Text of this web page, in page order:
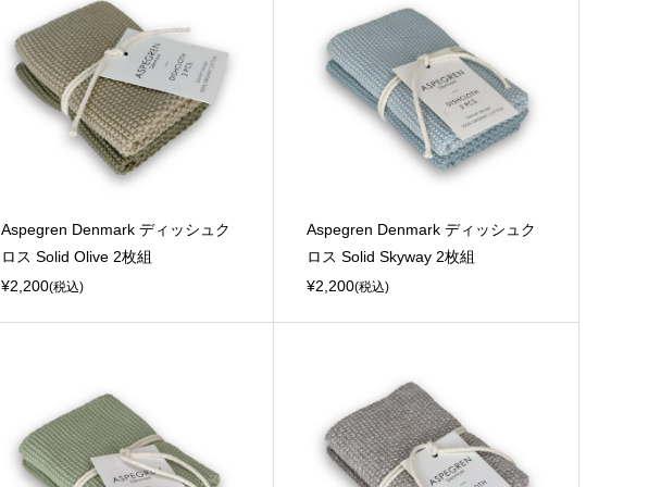
Aspegren Denmark ディッシュク
ロス Solid Olive 2枚組
¥2,200(税込)
Aspegren Denmark ディッシュク
ロス Solid Skyway 2枚組
¥2,200(税込)